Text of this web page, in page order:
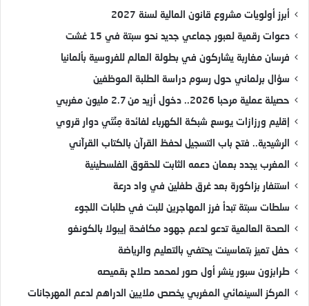
أبرز أولويات مشروع قانون المالية لسنة 2027
دعوات رقمية لعبور جماعي جديد نحو سبتة في 15 غشت
فرسان مغاربة يشاركون في بطولة العالم للفروسية بألمانيا
سؤال برلماني حول رسوم دراسة الطلبة الموظفين
حصيلة عملية مرحبا 2026.. دخول أزيد من 2.7 مليون مغربي
إقليم ورزازات يوسع شبكة الكهرباء لفائدة مِئَتَي دوار قروي
الرشيدية.. فتح باب التسجيل لحفظ القرآن بالكتاب القرآني
المغرب يجدد بعمان دعمه الثابت للحقوق الفلسطينية
استنفار بزاكورة بعد غرق طفلين في واد درعة
سلطات سبتة تبدأ فرز المهاجرين للبت في طلبات اللجوء
الصحة العالمية تدعو لدعم جهود مكافحة إيبولا بالكونغو
حفل تميز بتماسينت يحتفي بالتعليم والرياضة
طرابزون سبور ينشر أول صور لمحمد صلاح بقميصه
المركز السينمائي المغربي يخصص ملايين الدراهم لدعم المهرجانات